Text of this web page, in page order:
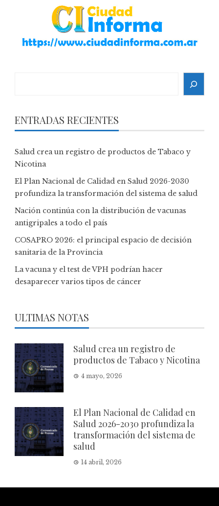
ENTRADAS RECIENTES
Salud crea un registro de productos de Tabaco y
Nicotina
El Plan Nacional de Calidad en Salud 2026-2030
profundiza la transformación del sistema de salud
Nación continúa con la distribución de vacunas
antigripales a todo el país
COSAPRO 2026: el principal espacio de decisión
sanitaria de la Provincia
La vacuna y el test de VPH podrían hacer
desaparecer varios tipos de cáncer
ULTIMAS NOTAS
Salud crea un registro de
productos de Tabaco y Nicotina
4 mayo, 2026
El Plan Nacional de Calidad en
Salud 2026-2030 profundiza la
transformación del sistema de
salud
14 abril, 2026